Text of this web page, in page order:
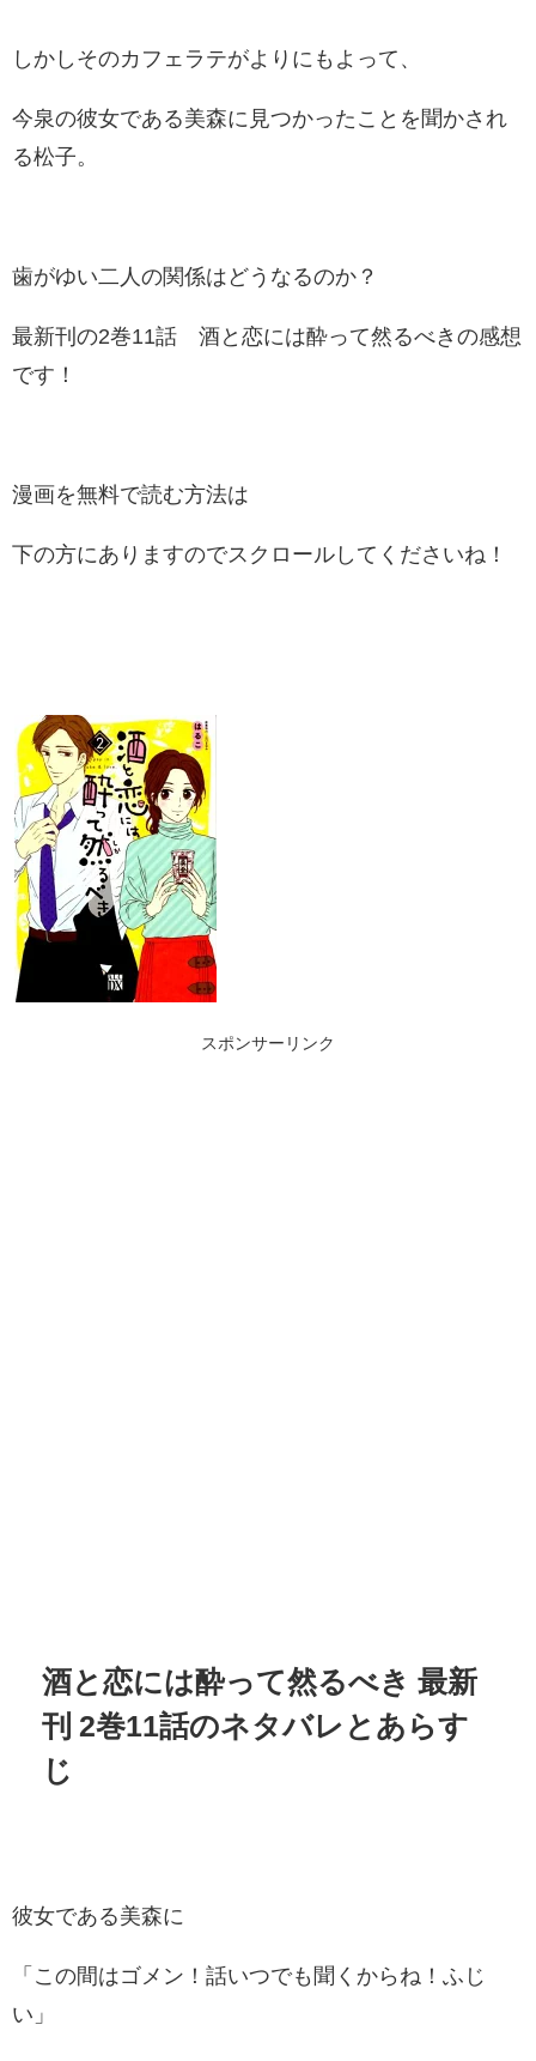
しかしそのカフェラテがよりにもよって、
今泉の彼女である美森に見つかったことを聞かされ
る松子。
歯がゆい二人の関係はどうなるのか？
最新刊の2巻11話 酒と恋には酔って然るべきの感想
です！
漫画を無料で読む方法は
下の方にありますのでスクロールしてくださいね！
スポンサーリンク
酒と恋には酔って然るべき 最新
刊 2巻11話のネタバレとあらす
じ
彼女である美森に
「この間はゴメン！話いつでも聞くからね！ふじ
い」